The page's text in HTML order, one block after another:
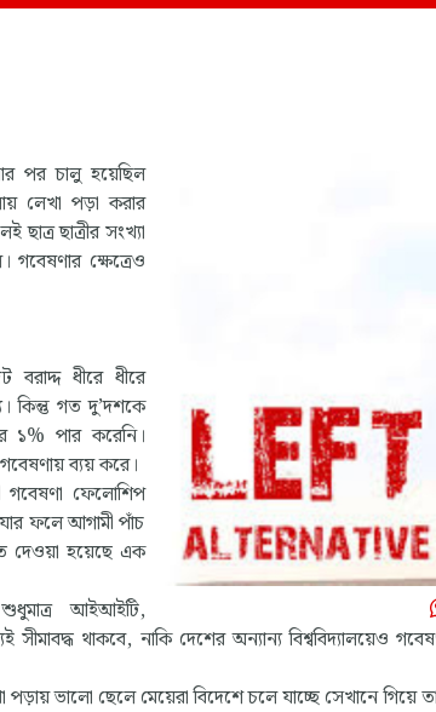
পর চালু হয়েছিল
লেখা পড়া করার
ছাত্রীর সংখ্যা
ক্ষেত্রেও
ধীরে ধীরে
কিন্তু গত দু’দশকে
১% পার করেনি।
ব্যয় করে।
গবেষণা ফেলোশিপ
ফলে আগামী পাঁচ
দেওয়া হয়েছে এক
আইআইটি,
সীমাবদ্ধ থাকবে, নাকি দেশের অন্যান্য বিশ্ববিদ্যালয়েও
পড়ায় ভালো ছেলে মেয়েরা বিদেশে চলে যাচ্ছে সেখানে
হয়,
-